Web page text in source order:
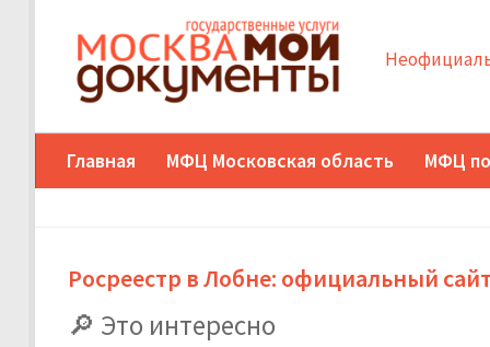
Главная МФЦ Московская область МФЦ
Росреестр в Лобне: официальный
Это интересно